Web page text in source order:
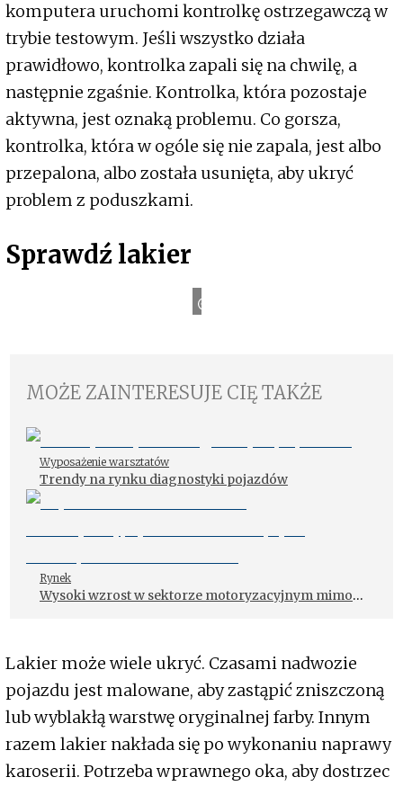
komputera uruchomi kontrolkę ostrzegawczą w
trybie testowym. Jeśli wszystko działa
prawidłowo, kontrolka zapali się na chwilę, a
następnie zgaśnie. Kontrolka, która pozostaje
aktywna, jest oznaką problemu. Co gorsza,
kontrolka, która w ogóle się nie zapala, jest albo
przepalona, albo została usunięta, aby ukryć
problem z poduszkami.
Sprawdź lakier
MOŻE ZAINTERESUJE CIĘ TAKŻE
Wyposażenie warsztatów
Trendy na rynku diagnostyki pojazdów
Rynek
Wysoki wzrost w sektorze motoryzacyjnym mimo
Lakier może wiele ukryć. Czasami nadwozie
pojazdu jest malowane, aby zastąpić zniszczoną
lub wyblakłą warstwę oryginalnej farby. Innym
razem lakier nakłada się po wykonaniu naprawy
karoserii. Potrzeba wprawnego oka, aby dostrzec